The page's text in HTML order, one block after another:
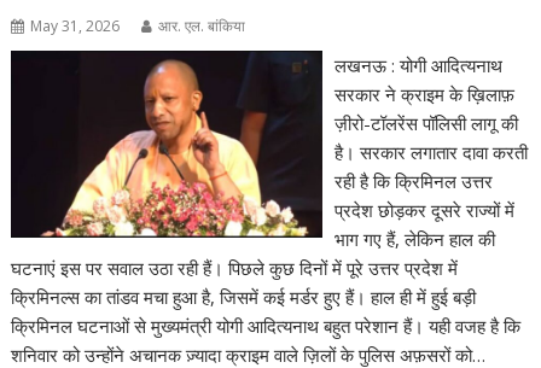
May 31, 2026 आर. एल. बांकिया
लखनऊ : योगी आदित्यनाथ
सरकार ने क्राइम के ख़िलाफ़
ज़ीरो-टॉलरेंस पॉलिसी लागू की
है। सरकार लगातार दावा करती
रही है कि क्रिमिनल उत्तर
प्रदेश छोड़कर दूसरे राज्यों में
भाग गए हैं, लेकिन हाल की
घटनाएं इस पर सवाल उठा रही हैं। पिछले कुछ दिनों में पूरे उत्तर प्रदेश में
क्रिमिनल्स का तांडव मचा हुआ है, जिसमें कई मर्डर हुए हैं। हाल ही में हुई बड़ी
क्रिमिनल घटनाओं से मुख्यमंत्री योगी आदित्यनाथ बहुत परेशान हैं। यही वजह है कि
शनिवार को उन्होंने अचानक ज़्यादा क्राइम वाले ज़िलों के पुलिस अफ़सरों को…